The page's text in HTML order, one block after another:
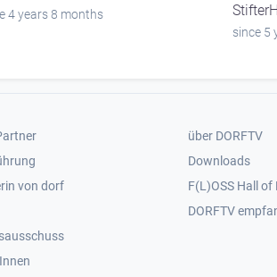
4 years 8 months
since 5
von dorf
Footer 3
über DORFTV
Downloads
F(L)OSS Hall of
Footer 4
DORFTV